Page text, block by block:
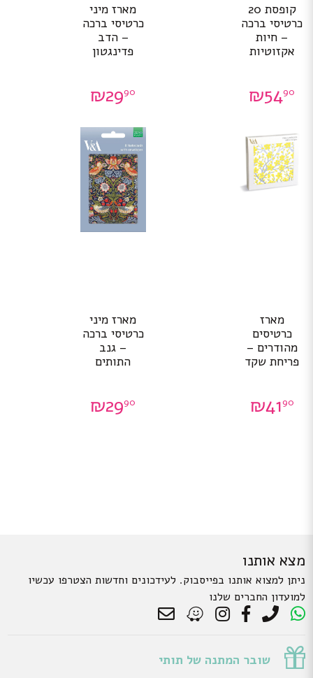
קופסת 20
כרטיסי ברכה
– חיות
אקזוטיות
₪5490
מארז מיני
כרטיסי ברכה
– הדב
פדינגטון
₪2990
מארז
כרטיסים
מהודרים –
פריחת שקד
₪4190
מארז מיני
כרטיסי ברכה
– גנב
התותים
₪2990
מצא אותנו
ניתן למצוא אותנו בפייסבוק. לעידכונים וחדשות הצטרפו עכשיו
למועדון החברים שלנו
שובר המתנה של תותי